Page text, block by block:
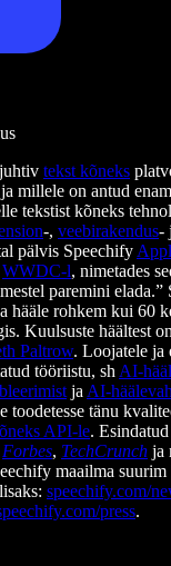
tekst kõneks
millele on antud
tekstist kõneks
-, veebirakendus-
pälvis Speechify
WWDC-l, nimetades
paremini
hääle rohkem kui 60
Kuulsuste häältest
Paltrow. Loojatele ja
tööriistu, sh AI-
ja AI-
toodetesse tänu
API-le.
Forbes, TechCrunch ja
maailma suurim
speechify.com/
press.